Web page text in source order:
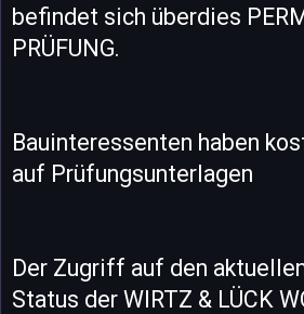
befindet sich überdies
PRÜFUNG.
Bauinteressenten haben
auf Prüfungsunterlagen
Der Zugriff auf den
Status der WIRTZ & LÜCK